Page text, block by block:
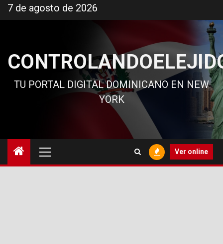
al
7 de agosto de 2026
TU PORTAL DIGITAL DOMINICANO EN NEW
YORK
principal
Ver online